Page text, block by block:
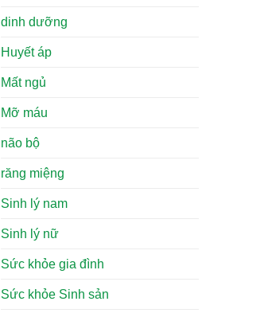
dinh dưỡng
Huyết áp
Mất ngủ
Mỡ máu
não bộ
răng miệng
Sinh lý nam
Sinh lý nữ
Sức khỏe gia đình
Sức khỏe Sinh sản